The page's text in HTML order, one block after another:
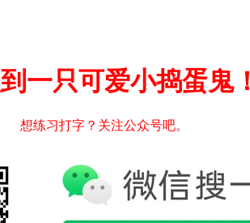
一只可爱小捣蛋鬼！
想练习打字？关注公众号吧。